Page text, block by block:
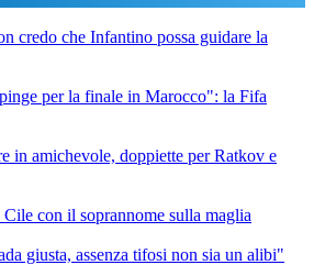
credo che Infantino possa guidare la
per la finale in Marocco": la Fifa
in amichevole, doppiette per Ratkov e
con il soprannome sulla maglia
giusta, assenza tifosi non sia un alibi"